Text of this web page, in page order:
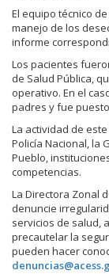
El equipo técnico
manejo de los
informe
Los pacientes
de Salud Pública,
operativo. En el
padres y fue
La actividad de
Policía Nacional, la
Pueblo,
competencias.
La Directora Zonal
denuncie
servicios de salud,
precautelar la
pueden hacer